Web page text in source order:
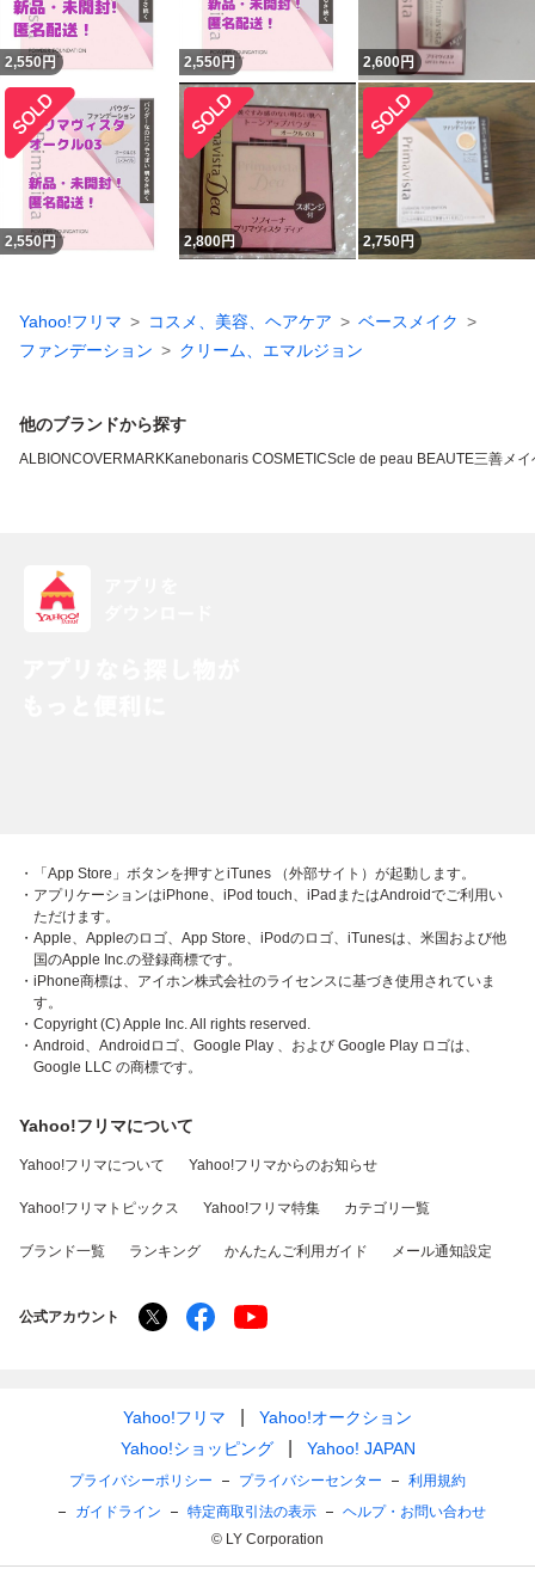
2,550円 2,550円 2,600円
2,550円 2,800円 2,750円
Yahoo!フリマ コスメ、美容、ヘアケア
ベースメイク
ファンデーション
クリーム、エマルジョン
他のブランドから探す
ALBIONCOVERMARKKanebonaris COSMETICScle de peau BEAUTE三善メ
・「App Store」ボタンを押すとiTunes （外部サイト）が起動します。
・アプリケーションはiPhone、iPod touch、iPadまたはAndroidでご利用い
ただけます。
・Apple、Appleのロゴ、App Store、iPodのロゴ、iTunesは、米国および他
国のApple Inc.の登録商標です。
・iPhone商標は、アイホン株式会社のライセンスに基づき使用されていま
す。
・Copyright (C) Apple Inc. All rights reserved.
・Android、Androidロゴ、Google Play 、および Google Play ロゴは、
Google LLC の商標です。
Yahoo!フリマについて
Yahoo!フリマについて Yahoo!フリマからのお知らせ
Yahoo!フリマトピックス Yahoo!フリマ特集 カテゴリ一覧
ブランド一覧 ランキング かんたんご利用ガイド メール通知設定
公式アカウント
Yahoo!フリマ
Yahoo!オークション
Yahoo!ショッピング
Yahoo! JAPAN
プライバシーポリシー プライバシーセンター
利用規約
ガイドライン
特定商取引法の表示
ヘルプ・お問い合わせ
© LY Corporation